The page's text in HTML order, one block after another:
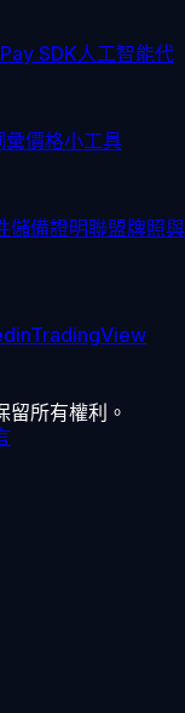
Pay SDK人工智能代
彙價格小工具
儲備證明聯盟牌照與
TradingView
所有權利。